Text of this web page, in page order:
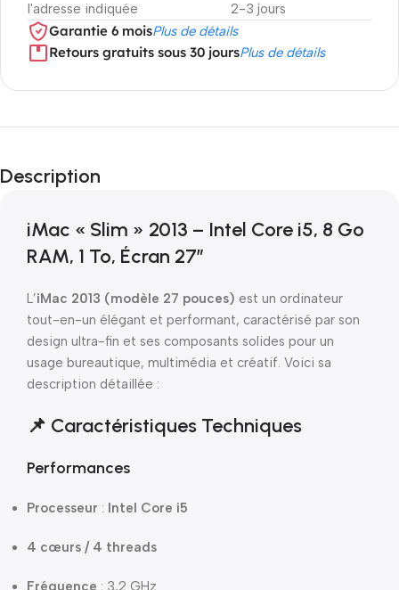
l'adresse indiquée
2-3 jours
Garantie 6 moisPlus de détails
Retours gratuits sous 30 joursPlus de détails
Description
iMac « Slim » 2013 – Intel Core i5, 8 Go
RAM, 1 To, Écran 27″
L’iMac 2013 (modèle 27 pouces) est un ordinateur
tout-en-un élégant et performant, caractérisé par son
design ultra-fin et ses composants solides pour un
usage bureautique, multimédia et créatif. Voici sa
description détaillée :
📌 Caractéristiques Techniques
Performances
Processeur : Intel Core i5
4 cœurs / 4 threads
Fréquence : 3,2 GHz